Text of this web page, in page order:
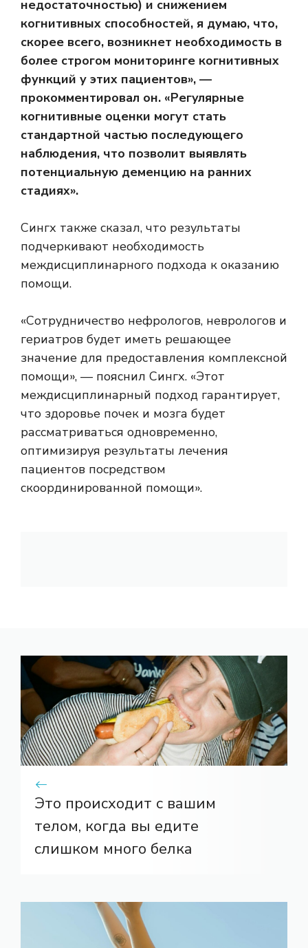
недостаточностью) и снижением
когнитивных способностей, я думаю, что,
скорее всего, возникнет необходимость в
более строгом мониторинге когнитивных
функций у этих пациентов», —
прокомментировал он. «Регулярные
когнитивные оценки могут стать
стандартной частью последующего
наблюдения, что позволит выявлять
потенциальную деменцию на ранних
стадиях».
Сингх также сказал, что результаты
подчеркивают необходимость
междисциплинарного подхода к оказанию
помощи.
«Сотрудничество нефрологов, неврологов и
гериатров будет иметь решающее
значение для предоставления комплексной
помощи», — пояснил Сингх. «Этот
междисциплинарный подход гарантирует,
что здоровье почек и мозга будет
рассматриваться одновременно,
оптимизируя результаты лечения
пациентов посредством
скоординированной помощи».
Это происходит с вашим
телом, когда вы едите
слишком много белка